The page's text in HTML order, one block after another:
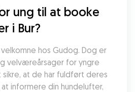
ung til at booke
i Bur?
hos Gudog. Dog er
velværeårsager for yngre
sikre, at de har fuldført deres
informere din hundelufter,